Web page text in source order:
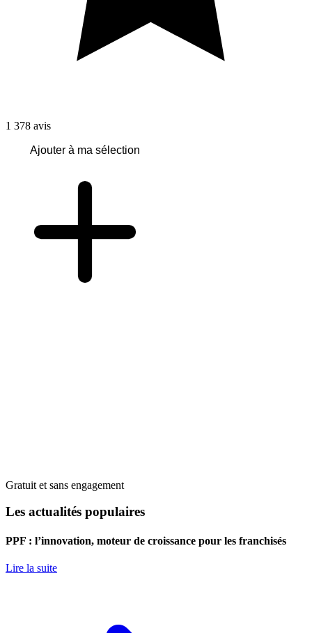
1 378 avis
Ajouter à ma sélection
Gratuit et sans engagement
Les actualités populaires
PPF : l’innovation, moteur de croissance pour les franchisés
Lire la suite